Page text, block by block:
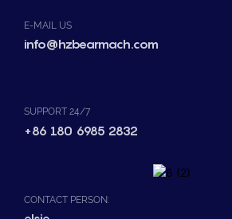
E-MAIL US
info@hzbearmach.com
SUPPORT 24/7
+86 180 6985 2832
CONTACT PERSON: